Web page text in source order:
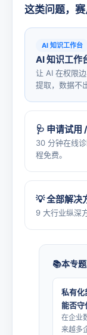
这类问题，
AI 知识工作台
AI 知识工作
让 AI 在权限
提取，数据不
🩺 申请试用
30 分钟在线
程免费。
💡 全部解决
9 大行业纵深
本专
私有化
能否守
在企业
来越多